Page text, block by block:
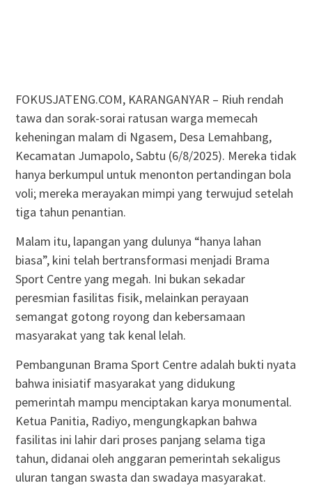
FOKUSJATENG.COM, KARANGANYAR – Riuh rendah
tawa dan sorak-sorai ratusan warga memecah
keheningan malam di Ngasem, Desa Lemahbang,
Kecamatan Jumapolo, Sabtu (6/8/2025). Mereka tidak
hanya berkumpul untuk menonton pertandingan bola
voli; mereka merayakan mimpi yang terwujud setelah
tiga tahun penantian.
Malam itu, lapangan yang dulunya “hanya lahan
biasa”, kini telah bertransformasi menjadi Brama
Sport Centre yang megah. Ini bukan sekadar
peresmian fasilitas fisik, melainkan perayaan
semangat gotong royong dan kebersamaan
masyarakat yang tak kenal lelah.
Pembangunan Brama Sport Centre adalah bukti nyata
bahwa inisiatif masyarakat yang didukung
pemerintah mampu menciptakan karya monumental.
Ketua Panitia, Radiyo, mengungkapkan bahwa
fasilitas ini lahir dari proses panjang selama tiga
tahun, didanai oleh anggaran pemerintah sekaligus
uluran tangan swasta dan swadaya masyarakat.